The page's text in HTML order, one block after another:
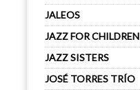
JALEOS
JAZZ FOR CHILDREN
JAZZ SISTERS
JOSÉ TORRES TRÍO